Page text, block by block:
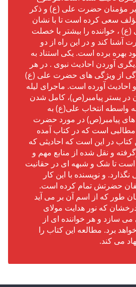
مؤمنان حضرت علی (ع) و ذکر
سعی کرده است تا با نشان
، خواننده را بیشتر با خصلت
کند و در این راه از دو
بهره برده است. یکی استناد به
آوردن احادیث نبوی . در هر
۱۴ ویژگی از ویژگی های حضرت علی (ع)
احادیث آورده است. ماجرای لیله
در بستر پیامبر(ص)، کامل شدن
واسطه انتخاب علی(ع) به
های پیامبر(ص) در مورد حضرت
است که در کتاب آمده
در این است که احادیثی که
و نقل شده از منابع مهم و
تا شک و شبهه ای در حقانیت
و نویسنده با این کار
حضرتش تمام کرده است.
طور که از اسم آن بر می آید
که نور هدایت مولای
می سازد و هر خواننده ای از
برد. مطالعه این کتاب را
می کند.